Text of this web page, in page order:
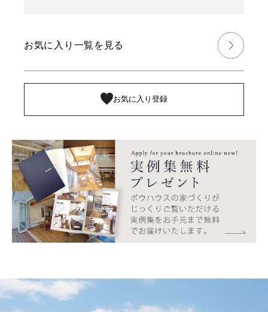
お気に入り登録
お気に入り一覧を見る